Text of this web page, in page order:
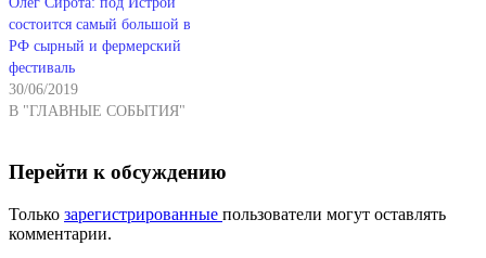
состоится самый большой в
РФ сырный и фермерский
фестиваль
30/06/2019
В "ГЛАВНЫЕ СОБЫТИЯ"
Перейти к обсуждению
Только зарегистрированные пользователи могут оставлять
комментарии.